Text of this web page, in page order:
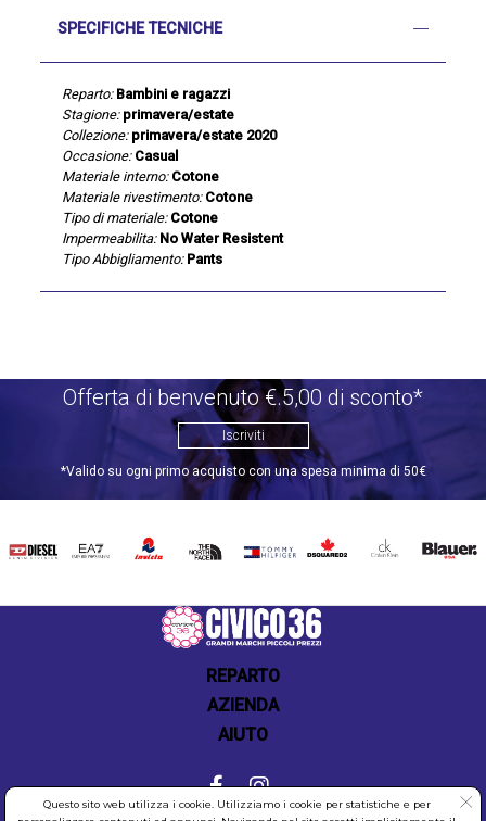
SPECIFICHE TECNICHE
Reparto: Bambini e ragazzi
Stagione: primavera/estate
Collezione: primavera/estate 2020
Occasione: Casual
Materiale interno: Cotone
Materiale rivestimento: Cotone
Tipo di materiale: Cotone
Impermeabilita: No Water Resistent
Tipo Abbigliamento: Pants
Offerta di benvenuto €.5,00 di sconto*
Iscriviti
*Valido su ogni primo acquisto con una spesa minima di 50€
DIESEL EA7 INVICTATHE
TOMMY
DSQUARED2
CALVIN BLAUER
REPARTO
AZIENDA
AIUTO
Questo sito web utilizza i cookie. Utilizziamo i cookie per statistiche e per